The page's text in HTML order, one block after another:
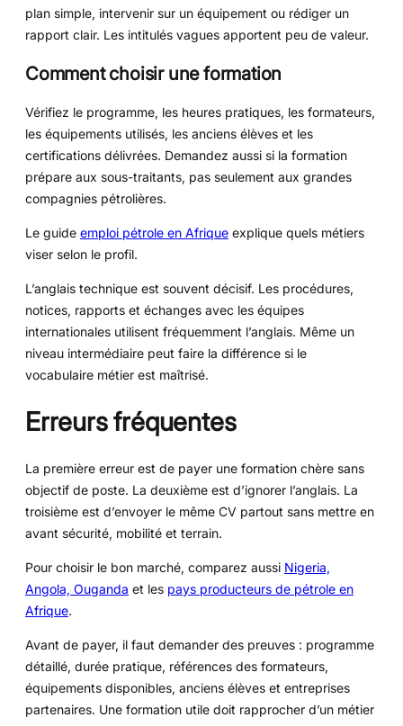
plan simple, intervenir sur un équipement ou rédiger un
rapport clair. Les intitulés vagues apportent peu de valeur.
Comment choisir une formation
Vérifiez le programme, les heures pratiques, les formateurs,
les équipements utilisés, les anciens élèves et les
certifications délivrées. Demandez aussi si la formation
prépare aux sous-traitants, pas seulement aux grandes
compagnies pétrolières.
Le guide emploi pétrole en Afrique explique quels métiers
viser selon le profil.
L’anglais technique est souvent décisif. Les procédures,
notices, rapports et échanges avec les équipes
internationales utilisent fréquemment l’anglais. Même un
niveau intermédiaire peut faire la différence si le
vocabulaire métier est maîtrisé.
Erreurs fréquentes
La première erreur est de payer une formation chère sans
objectif de poste. La deuxième est d’ignorer l’anglais. La
troisième est d’envoyer le même CV partout sans mettre en
avant sécurité, mobilité et terrain.
Pour choisir le bon marché, comparez aussi Nigeria,
Angola, Ouganda et les pays producteurs de pétrole en
Afrique.
Avant de payer, il faut demander des preuves : programme
détaillé, durée pratique, références des formateurs,
équipements disponibles, anciens élèves et entreprises
partenaires. Une formation utile doit rapprocher d’un métier